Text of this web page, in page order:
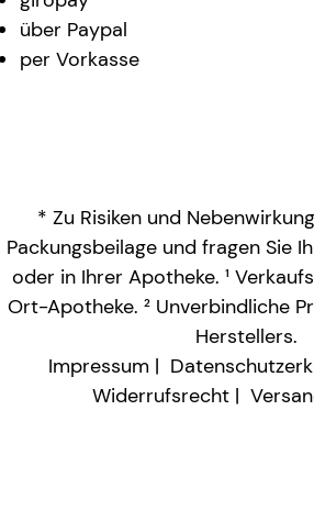
über Paypal
per Vorkasse
* Zu Risiken und
Packungsbeilage und fragen Sie
oder in Ihrer Apotheke. ¹
Ort-Apotheke. ² Unverbindliche
Herstellers.
Impressum
Widerrufsrecht